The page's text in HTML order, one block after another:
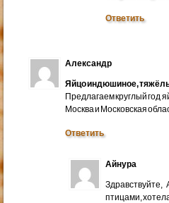
Ответить
Александр
Яйцо индюшиное,
Предлагаем круглый год
Москва и Московская
Ответить
Айнура
птицами,